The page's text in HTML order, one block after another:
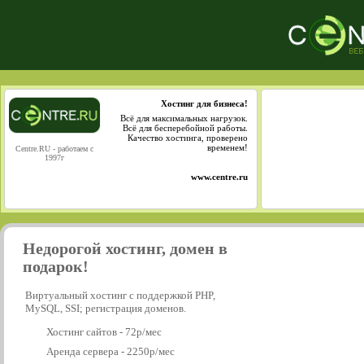
Centre.RU - работаем с
1997г
Хостинг для бизнеса!
Всё для максимальных нагрузок.
Всё для бесперебойной работы.
Качество хостинга, проверено
временем!
www.centre.ru
Недорогой хостинг, домен в
подарок!
Виртуальный хостинг с поддержкой PHP,
MySQL, SSI; регистрация доменов.
Хостинг сайтов - 72р/мес
Аренда сервера - 2250р/мес